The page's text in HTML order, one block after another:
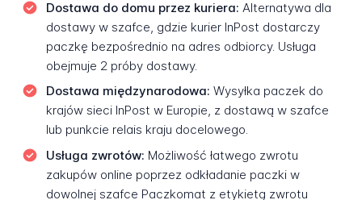
Dostawa do domu przez kuriera: Alternatywa dla
dostawy w szafce, gdzie kurier InPost dostarczy
paczkę bezpośrednio na adres odbiorcy. Usługa
obejmuje 2 próby dostawy.
Dostawa międzynarodowa: Wysyłka paczek do
krajów sieci InPost w Europie, z dostawą w szafce
lub punkcie relais kraju docelowego.
Usługa zwrotów: Możliwość łatwego zwrotu
zakupów online poprzez odkładanie paczki w
dowolnej szafce Paczkomat z etykietą zwrotu